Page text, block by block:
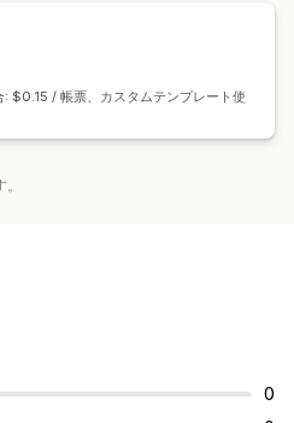
$0.15 / 帳票、カスタムテンプレート使
0